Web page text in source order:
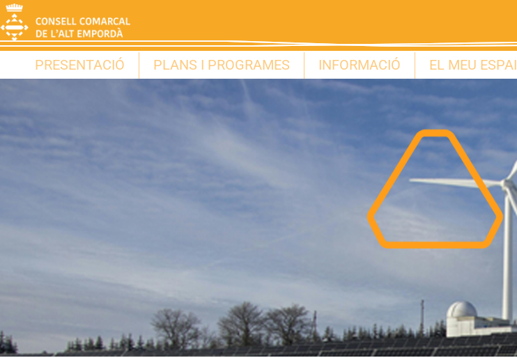
PRESENTACIÓ PLANS I PROGRAMES INFORMACIÓ EL MEU ESPAI